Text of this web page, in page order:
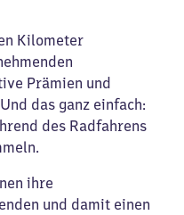
Kilometer
Prämien und
das ganz einfach:
des Radfahrens
ihre
und damit einen